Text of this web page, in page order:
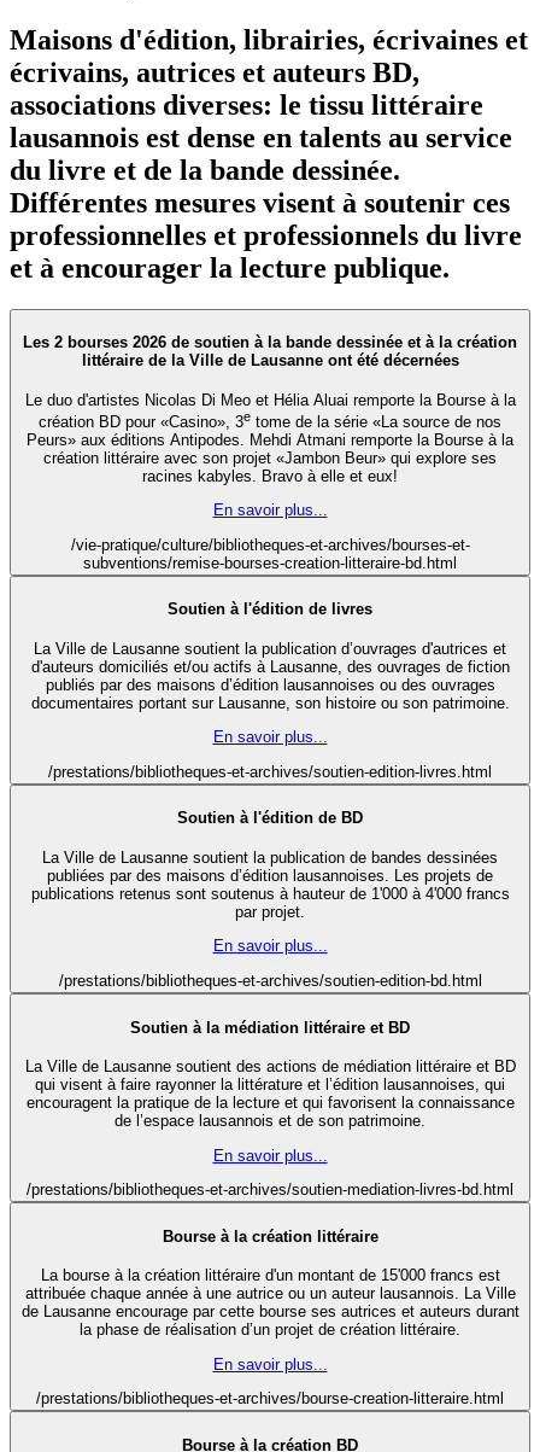
Maisons d'édition, librairies, écrivaines et
écrivains, autrices et auteurs BD,
associations diverses: le tissu littéraire
lausannois est dense en talents au service
du livre et de la bande dessinée.
Différentes mesures visent à soutenir ces
professionnelles et professionnels du livre
et à encourager la lecture publique.
Les 2 bourses 2026 de soutien à la bande dessinée et à la création
littéraire de la Ville de Lausanne ont été décernées
Le duo d'artistes Nicolas Di Meo et Hélia Aluai remporte la Bourse à la
création BD pour «Casino», 3e tome de la série «La source de nos
Peurs» aux éditions Antipodes. Mehdi Atmani remporte la Bourse à la
création littéraire avec son projet «Jambon Beur» qui explore ses
racines kabyles. Bravo à elle et eux!
En savoir plus...
/vie-pratique/culture/bibliotheques-et-archives/bourses-et-
subventions/remise-bourses-creation-litteraire-bd.html
Soutien à l'édition de livres
La Ville de Lausanne soutient la publication d’ouvrages d'autrices et
d'auteurs domiciliés et/ou actifs à Lausanne, des ouvrages de fiction
publiés par des maisons d’édition lausannoises ou des ouvrages
documentaires portant sur Lausanne, son histoire ou son patrimoine.
En savoir plus...
/prestations/bibliotheques-et-archives/soutien-edition-livres.html
Soutien à l'édition de BD
La Ville de Lausanne soutient la publication de bandes dessinées
publiées par des maisons d’édition lausannoises. Les projets de
publications retenus sont soutenus à hauteur de 1'000 à 4'000 francs
par projet.
En savoir plus...
/prestations/bibliotheques-et-archives/soutien-edition-bd.html
Soutien à la médiation littéraire et BD
La Ville de Lausanne soutient des actions de médiation littéraire et BD
qui visent à faire rayonner la littérature et l’édition lausannoises, qui
encouragent la pratique de la lecture et qui favorisent la connaissance
de l’espace lausannois et de son patrimoine.
En savoir plus...
/prestations/bibliotheques-et-archives/soutien-mediation-livres-bd.html
Bourse à la création littéraire
La bourse à la création littéraire d'un montant de 15'000 francs est
attribuée chaque année à une autrice ou un auteur lausannois. La Ville
de Lausanne encourage par cette bourse ses autrices et auteurs durant
la phase de réalisation d’un projet de création littéraire.
En savoir plus...
/prestations/bibliotheques-et-archives/bourse-creation-litteraire.html
Bourse à la création BD